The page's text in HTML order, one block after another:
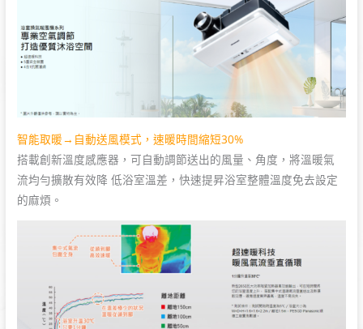
智能取暖→自動送風模式，速暖時間縮短30%
搭載創新溫度感應器，可自動調節送出的風量、角度，將溫暖氣
流均勻擴散有效降 低浴室溫差，快速提昇浴室整體溫度免去設定
的麻煩。